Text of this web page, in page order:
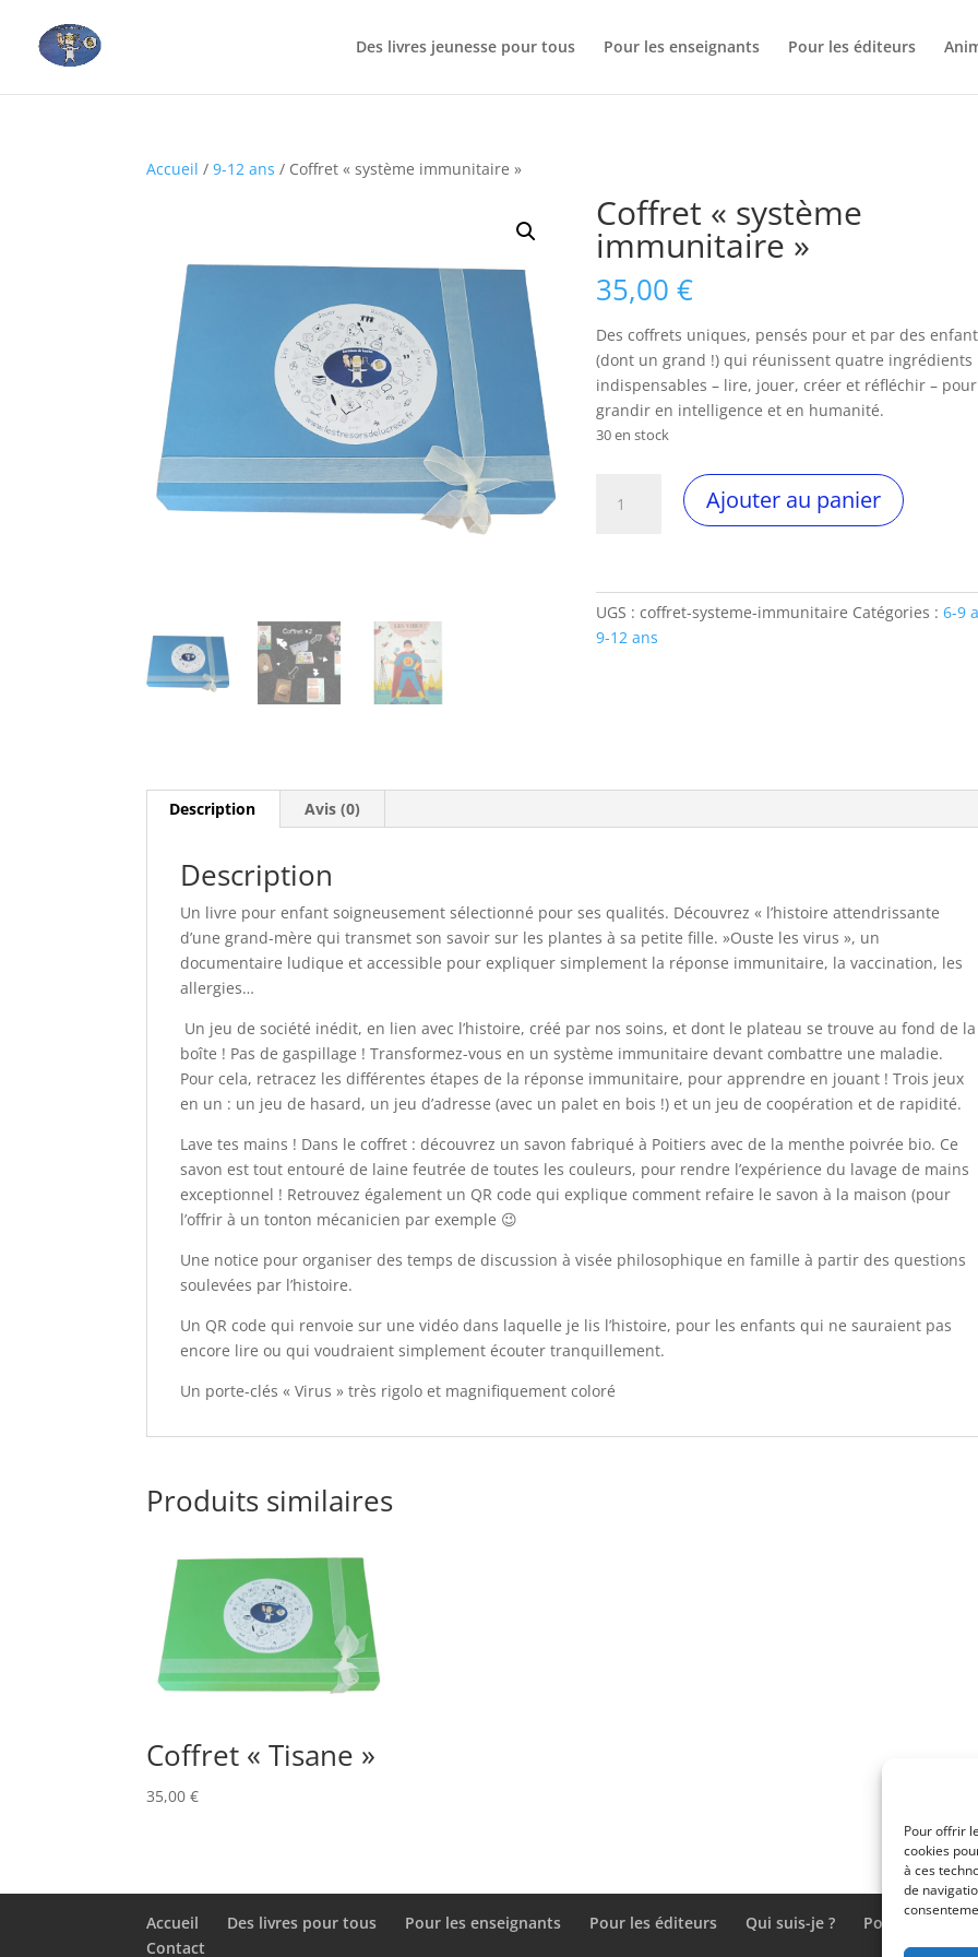
Pour offrir
cookies
à ces
de
Des livres jeunesse pour tous Pour les enseignants Pour les éditeurs
Accueil /9-12 ans / Coffret « système immunitaire »
Coffret « système
immunitaire »
35,00€
Des coffrets uniques, pensés pour et par des
(dont un grand !) qui réunissent quatre ingrédients
indispensables – lire, jouer, créer et réfléchir – pour
grandir en intelligence et en humanité.
30 en stock
Ajouter au panier
UGS :coffret-systeme-immunitaire Catégories :6-9
9-12 ans
Description Avis (0)
Description
Un livre pour enfant soigneusement sélectionné pour ses qualités. Découvrez « l’histoire attendrissante
d’une grand-mère qui transmet son savoir sur les plantes à sa petite fille. »Ouste les virus », un
documentaire ludique et accessible pour expliquer simplement la réponse immunitaire, la vaccination, les
allergies…
Un jeu de société inédit, en lien avec l’histoire, créé par nos soins, et dont le plateau se trouve au fond de la
boîte ! Pas de gaspillage ! Transformez-vous en un système immunitaire devant combattre une maladie.
Pour cela, retracez les différentes étapes de la réponse immunitaire, pour apprendre en jouant ! Trois jeux
en un : un jeu de hasard, un jeu d’adresse (avec un palet en bois !) et un jeu de coopération et de rapidité.
Lave tes mains ! Dans le coffret : découvrez un savon fabriqué à Poitiers avec de la menthe poivrée bio. Ce
savon est tout entouré de laine feutrée de toutes les couleurs, pour rendre l’expérience du lavage de mains
exceptionnel ! Retrouvez également un QR code qui explique comment refaire le savon à la maison (pour
l’offrir à un tonton mécanicien par exemple 😉
Une notice pour organiser des temps de discussion à visée philosophique en famille à partir des questions
soulevées par l’histoire.
Un QR code qui renvoie sur une vidéo dans laquelle je lis l’histoire, pour les enfants qui ne sauraient pas
encore lire ou qui voudraient simplement écouter tranquillement.
Un porte-clés « Virus » très rigolo et magnifiquement coloré
Produits similaires
Coffret « Tisane »
35,00€
Accueil Des livres pour tous Pour les enseignants Pour les éditeurs Qui suis-je ? Politique de
Contact